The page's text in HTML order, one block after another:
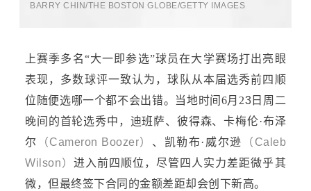
BARRY CHIN/THE BOSTON GLOBE/GETTY IMAGES
上赛季多名“大一即参选”球员在大学赛场打出亮眼
表现，多数球评一致认为，球队从本届选秀前四顺
位随便选哪一个都不会出错。当地时间6月23 日周二
晚间的首轮选秀中，迪班萨、彼得森、卡梅伦·布泽
尔
（Cameron Boozer） 、凯勒布·威尔逊 （ Caleb
Wilson） 进入前四顺位，尽管四人实力差距微乎其
微，但最终签下合同的金额差距却会创下新高。